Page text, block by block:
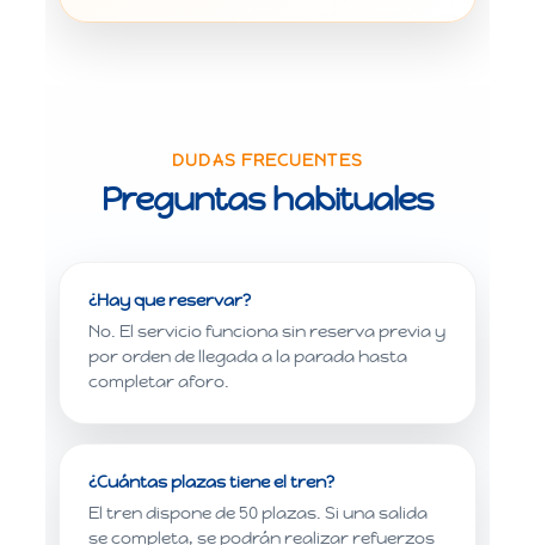
DUDAS FRECUENTES
Preguntas habituales
¿Hay que reservar?
No. El servicio funciona sin reserva previa y
por orden de llegada a la parada hasta
completar aforo.
¿Cuántas plazas tiene el tren?
El tren dispone de 50 plazas. Si una salida
se completa, se podrán realizar refuerzos